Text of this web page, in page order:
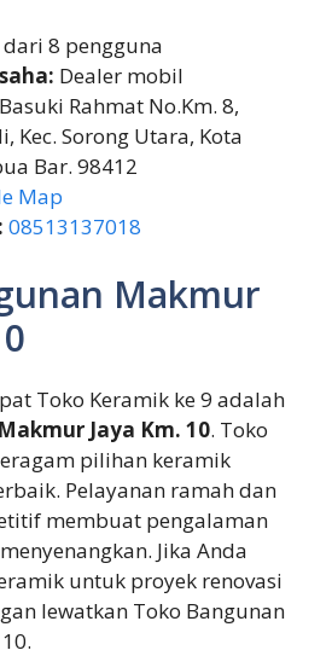
dari 8 pengguna
Dealer mobil
Rahmat No.Km. 8,
Kec. Sorong Utara, Kota
Bar. 98412
Map
08513137018
Makmur
Toko Keramik ke 9 adalah
Jaya Km. 10. Toko
pilihan keramik
Pelayanan ramah dan
membuat pengalaman
Jika Anda
untuk proyek renovasi
lewatkan Toko Bangunan